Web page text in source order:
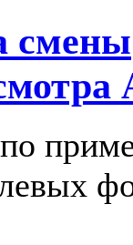
смены
по